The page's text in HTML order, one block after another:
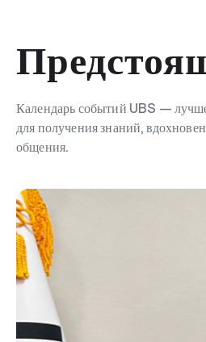
Календарь событий UBS —
для получения знаний,
общения.